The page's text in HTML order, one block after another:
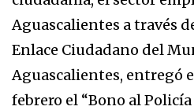
Aguascalientes a través
Enlace Ciudadano del
Aguascalientes, entregó
febrero el “Bono al Policía